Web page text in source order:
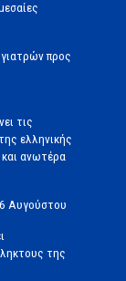
προς
τις
ελληνικής
ανωτέρα
Αυγούστου
της